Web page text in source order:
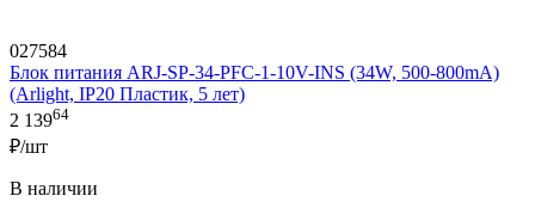
027584
Блок питания ARJ-SP-34-PFC-1-10V-INS (34W, 500-800mA)
(Arlight, IP20 Пластик, 5 лет)
2 13964
₽/шт
В наличии